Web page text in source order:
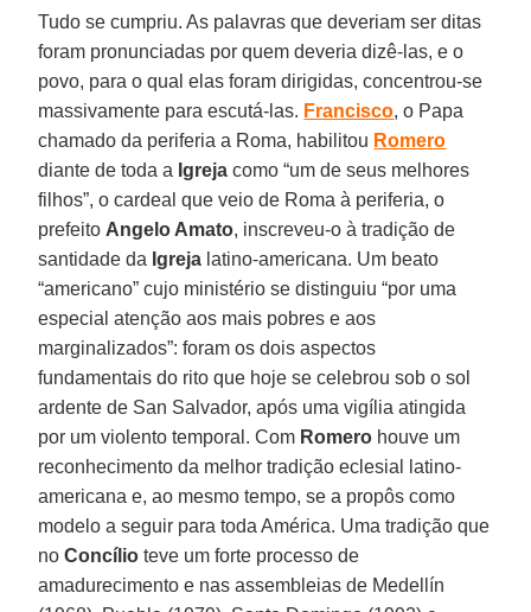
Tudo se cumpriu. As palavras que deveriam ser ditas
foram pronunciadas por quem deveria dizê-las, e o
povo, para o qual elas foram dirigidas, concentrou-se
massivamente para escutá-las. Francisco, o Papa
chamado da periferia a Roma, habilitou Romero
diante de toda a Igreja como “um de seus melhores
filhos”, o cardeal que veio de Roma à periferia, o
prefeito Angelo Amato, inscreveu-o à tradição de
santidade da Igreja latino-americana. Um beato
“americano” cujo ministério se distinguiu “por uma
especial atenção aos mais pobres e aos
marginalizados”: foram os dois aspectos
fundamentais do rito que hoje se celebrou sob o sol
ardente de San Salvador, após uma vigília atingida
por um violento temporal. Com Romero houve um
reconhecimento da melhor tradição eclesial latino-
americana e, ao mesmo tempo, se a propôs como
modelo a seguir para toda América. Uma tradição que
noConcílio teve um forte processo de
amadurecimento e nas assembleias de Medellín